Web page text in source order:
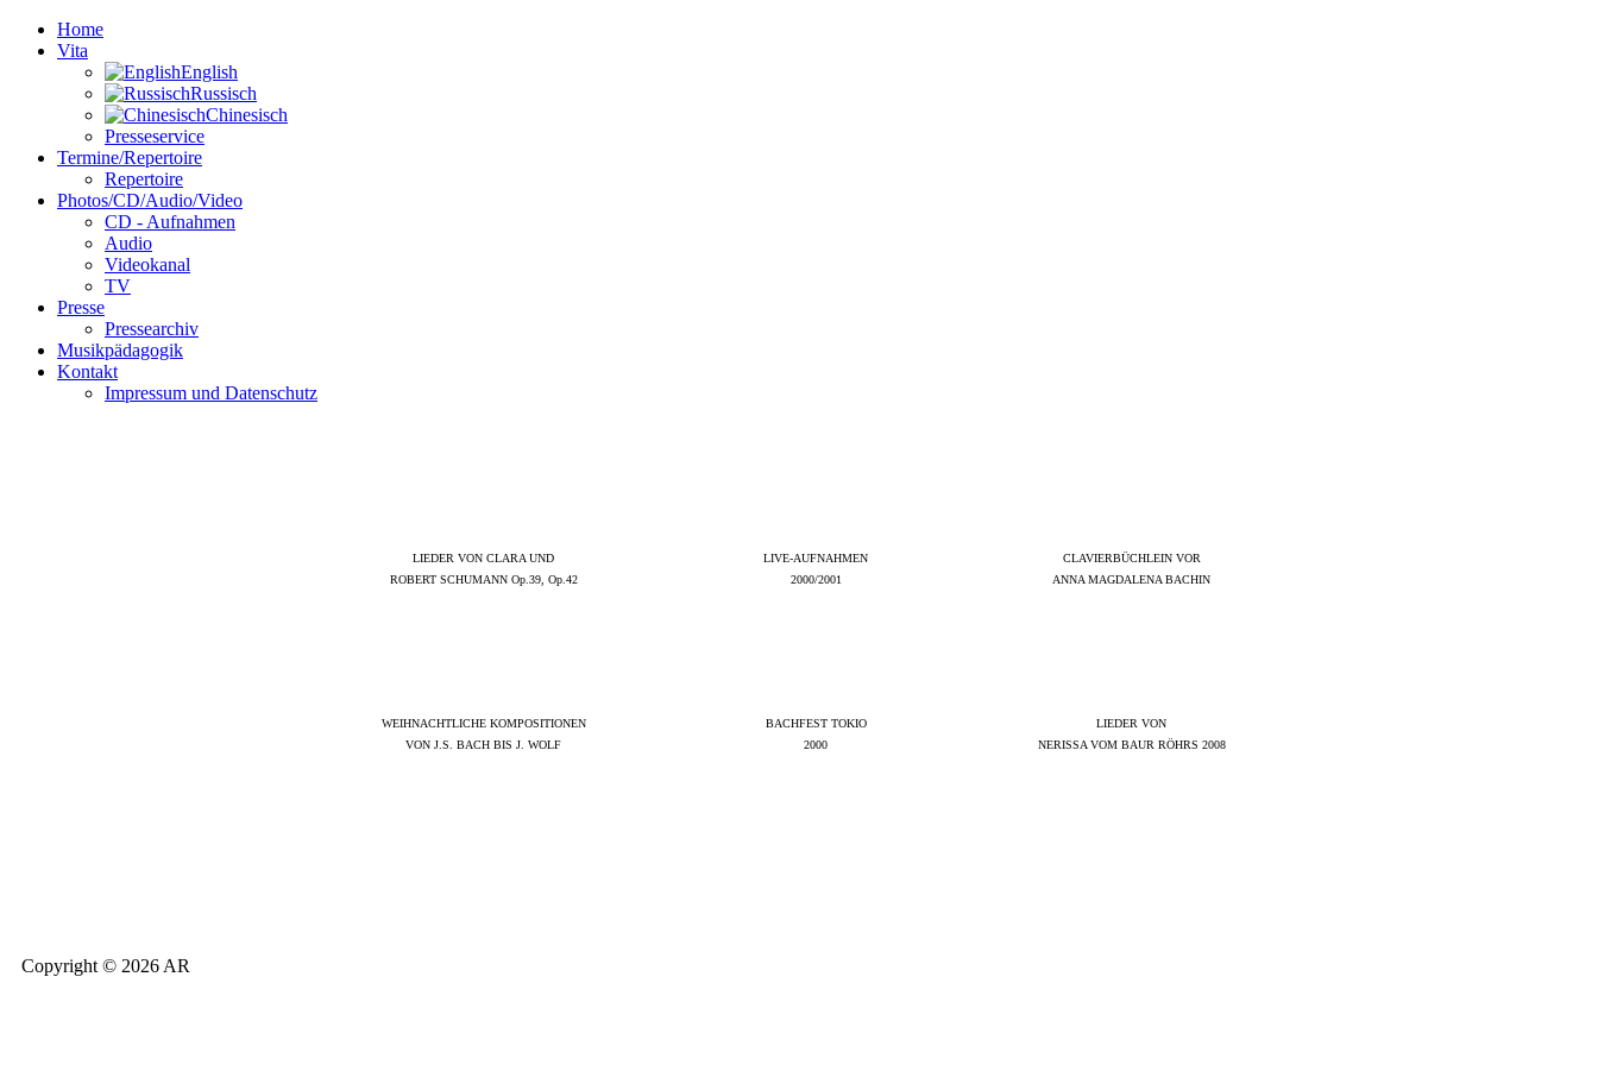
Home
Vita
English
Russisch
Chinesisch
Presseservice
Termine/Repertoire
Repertoire
Photos/CD/Audio/Video
CD - Aufnahmen
Audio
Videokanal
TV
Presse
Pressearchiv
Musikpädagogik
Kontakt
Impressum und Datenschutz
LIEDER VON CLARA UND
ROBERT SCHUMANN Op.39, Op.42
LIVE-AUFNAHMEN
2000/2001
CLAVIERBÜCHLEIN VOR
ANNA MAGDALENA BACHIN
WEIHNACHTLICHE KOMPOSITIONEN
VON J.S. BACH BIS J. WOLF
BACHFEST TOKIO
2000
LIEDER VON
NERISSA VOM BAUR RÖHRS 2008
Copyright © 2026 AR